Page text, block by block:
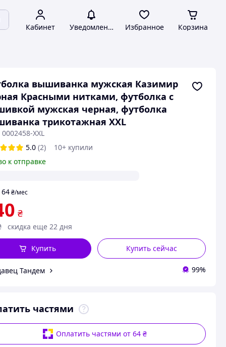
Кабинет Уведомления Избранное Корзина
вышиванка мужская Казимир
Красными нитками, футболка с
мужская черная, футболка
трикотажная XXL
XXL
5.0 (2)
10+ купили
к отправке
64 ₴/мес
₴
скидка еще 22 дня
Купить сейчас
Купить
Тандем 99%
частями
Оплатить частями от 64 ₴